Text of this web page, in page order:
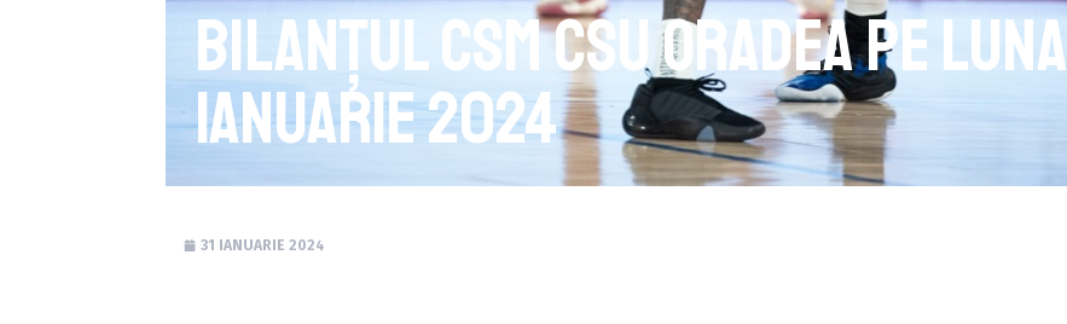
Bilanțul CSM CSU Oradea pe luna
Ianuarie 2024
31 IANUARIE 2024